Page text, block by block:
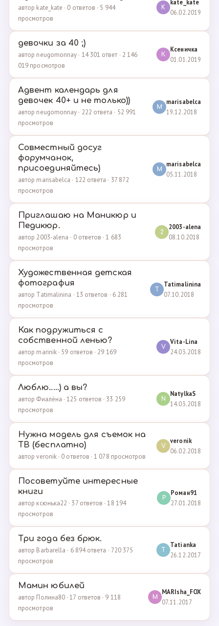
автор kate_kate · 0 ответов · 5 944
просмотров
K
kate_kate
06.02.2019
девочки за 40 ;)
автор neugomonnay · 14 301 ответ · 2 146
019 просмотров
К
Ксеничка
01.01.2019
Адвент календарь для
девочек 40+ и не только))
автор neugomonnay · 222 ответа · 52 991
просмотров
M
marisabelca
19.12.2018
Совместный досуг
форумчанок,
присоединяйтесь)
автор marisabelca · 122 ответа · 37 872
просмотров
M
marisabelca
05.11.2018
Приглашаю на Маникюр и
Педикюр.
автор 2003-alena · 0 ответов · 1 683
просмотров
2
2003-alena
08.10.2018
Художественная детская
фотография
автор Tatimalinina · 13 ответов · 6 281
просмотров
T
Tatimalinina
07.10.2018
Как подружиться с
собственной ленью?
автор marinik · 59 ответов · 29 169
просмотров
V
Vita-Lina
24.03.2018
Люблю.....) а вы?
автор Фиалёна · 125 ответов · 33 259
просмотров
N
NatylkaS
14.03.2018
Нужна модель для съемок на
ТВ (бесплатно)
автор veronik · 0 ответов · 1 078 просмотров
V
veronik
06.02.2018
Посоветуйте интересные
книги
автор ксюнька22 · 37 ответов · 18 194
просмотров
Р
Роман91
27.01.2018
Три года без брюк.
автор Barbarella · 6 894 ответа · 720 375
просмотров
T
Tatianka
26.12.2017
Мамин юбилей
автор Полина80 · 17 ответов · 9 118
просмотров
M
MARIsha_FOX
07.11.2017